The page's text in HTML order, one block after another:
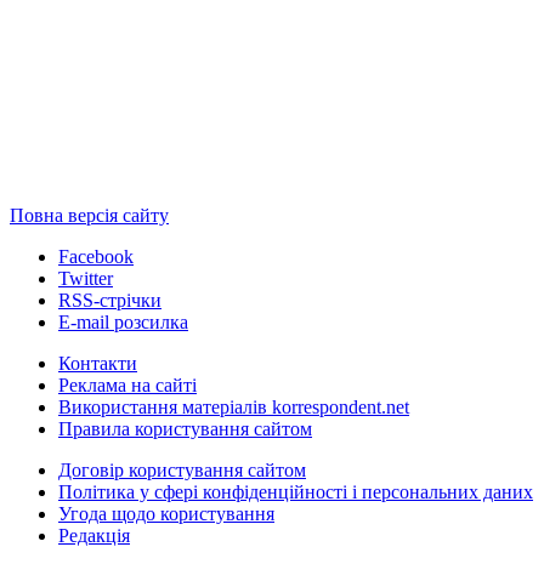
Повна версія сайту
Facebook
Twitter
RSS-стрічки
E-mail розсилка
Контакти
Реклама на сайті
Використання матеріалів korrespondent.net
Правила користування сайтом
Договір користування сайтом
Політика у сфері конфіденційності і персональних даних
Угода щодо користування
Редакція